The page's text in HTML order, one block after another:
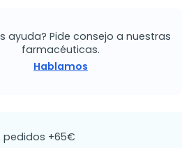
ayuda? Pide consejo a nuestras
farmacéuticas.
Hablamos
pedidos +65€